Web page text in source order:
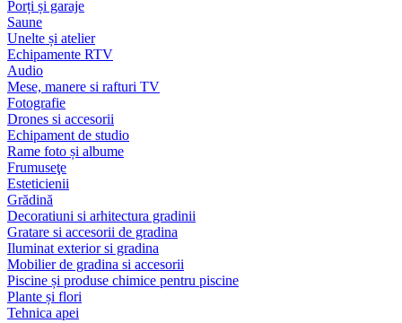
Porți și garaje
Saune
Unelte și atelier
Echipamente RTV
Audio
Mese, manere si rafturi TV
Fotografie
Drones si accesorii
Echipament de studio
Rame foto și albume
Frumuseţe
Esteticienii
Grădină
Decoratiuni si arhitectura gradinii
Gratare si accesorii de gradina
Iluminat exterior si gradina
Mobilier de gradina si accesorii
Piscine și produse chimice pentru piscine
Plante și flori
Tehnica apei